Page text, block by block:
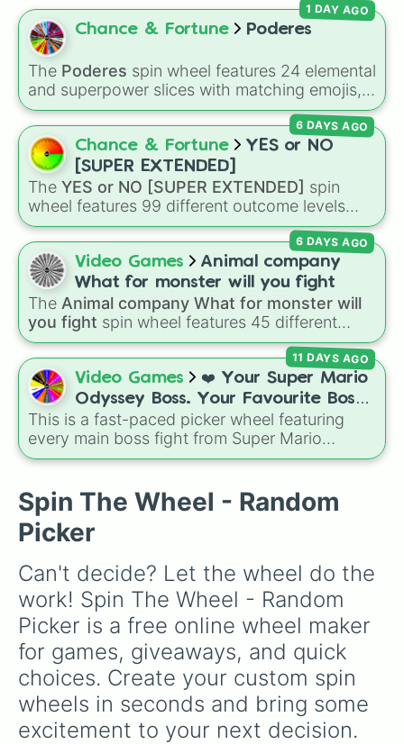
Manipulação de alma
Biocinese
Auto-manipulação
Spatiocinese
Cronocinese
Manipulação de realidade
Logoscinese
Elementumcinese
Magnetocinese
Atmocinese
Manipulação mental
Oneirocinese
Controle empático
Controle mental
Escudo psíquico
Empatia
Impressão psiônica
Ilusionismo
Forma astral
Previsão
Rajada psiônica
Telecinese
Telepatia
Forma hidrocinética
Forma pirocinética
Forma vulcânica
Forma Eólica
Corpo criocinético
Mimetismo clorocinético
Forma elétrica
Corpo de cinzas
Corpo minérico
Metamorfose
Regressão evolutiva
Manipulação de matéria
Manipulação molecular
Manipulação de densidade
Forma animal
Chance & Fortune Poderes
The Poderes spin wheel features 24 elemental
and superpower slices with matching emojis,
includingFuego🔥,Agua🌊,Electricidad⚡,
Magia💜
Demon👿, Hielo🧊
, and
Transformación🔮
1 DAY AGO
Chance & Fortune
YES or NO
[SUPER EXTENDED]
The YES or NO [SUPER EXTENDED] spin
wheel features 99 different outcome levels
that go far beyond a simple coin flip, spanning
from maximum certainty likeAbsolute,
Definite, and Guaranteedall the way down to
total denial likeImpossible ,Never, andNo
6 DAYS AGO
Video Games
Animal company
What for monster will you fight
The Animal company What for monster will
you fight spin wheel features 45 different
boss and enemy types to battle, including
options likeLaser eye,Swarm,Giant squid
worm ,Next bot, and Slender man. Simply click
to spin and find out which creature you have
to face next.
6 DAYS AGO
Video Games
❤️ Your Super Mario
Odyssey Boss. Your Favourite Boss.
❤️
This is a fast-paced picker wheel featuring
every main boss fight from Super Mario
Odyssey. From the Broodals like Topper and
Cookatiel, Mecha Wiggler, and Bowser
himself, this wheel picks a classic boss
encounter at random.
11 DAYS AGO
Spin The Wheel - Random
Picker
Can't decide? Let the wheel do the
work! Spin The Wheel - Random
Picker is a free online wheel maker
for games, giveaways, and quick
choices. Create your custom spin
wheels in seconds and bring some
excitement to your next decision.